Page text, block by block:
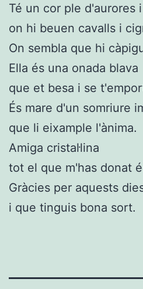
Té un cor ple d'aurores
on hi beuen cavalls i
On sembla que hi
Ella és una onada blava
que et besa i se
És mare d'un somriure
que li eixample l'ànima.
Amiga cristal·lina
tot el que m'has donat
Gràcies per aquests
i que tinguis bona sort.